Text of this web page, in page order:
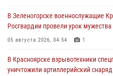
В Зеленогорске военнослужащие
Росгвардии провели урок мужества
05 августа 2026, 04:54 1
В Красноярске взрывотехники
уничтожили артиллерийский снаряд